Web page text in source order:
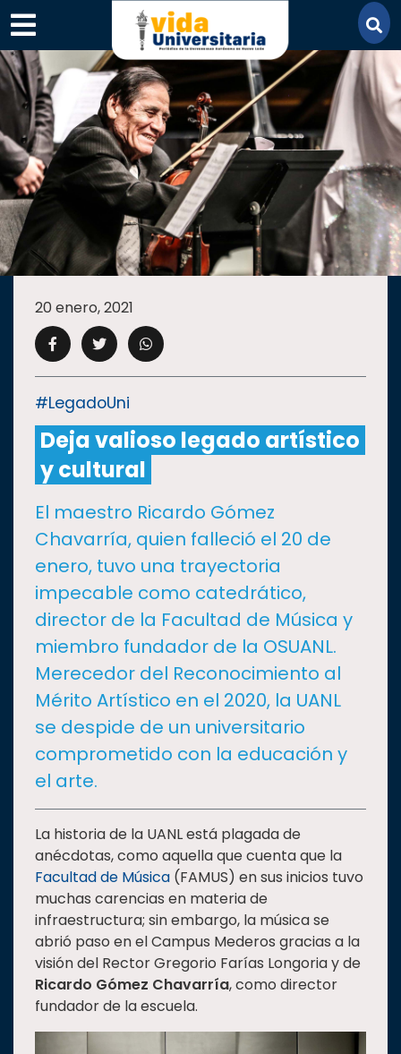
×
SECCIONES
ACADEMIA
CAMPUS UANL
CULTURA
I+D+IEXPERTOS
SALUD
SUSTENTABILIDAD
TEMAS
Oferta
Estudiantes
Rectoría
Investigación
Internacionalización
Responsabilidad
social
Vinculación
Historia
20 enero, 2021
#LegadoUni
Deja valioso legado artístico
y cultural
El maestro Ricardo Gómez
Chavarría, quien falleció el 20 de
enero, tuvo una trayectoria
impecable como catedrático,
director de la Facultad de Música y
miembro fundador de la OSUANL.
Merecedor del Reconocimiento al
Mérito Artístico en el 2020, la UANL
se despide de un universitario
comprometido con la educación y
el arte.
La historia de la UANL está plagada de
anécdotas, como aquella que cuenta que la
Facultad de Música (FAMUS) en sus inicios tuvo
muchas carencias en materia de
infraestructura; sin embargo, la música se
abrió paso en el Campus Mederos gracias a la
visión del Rector Gregorio Farías Longoria y de
Ricardo Gómez Chavarría, como director
fundador de la escuela.